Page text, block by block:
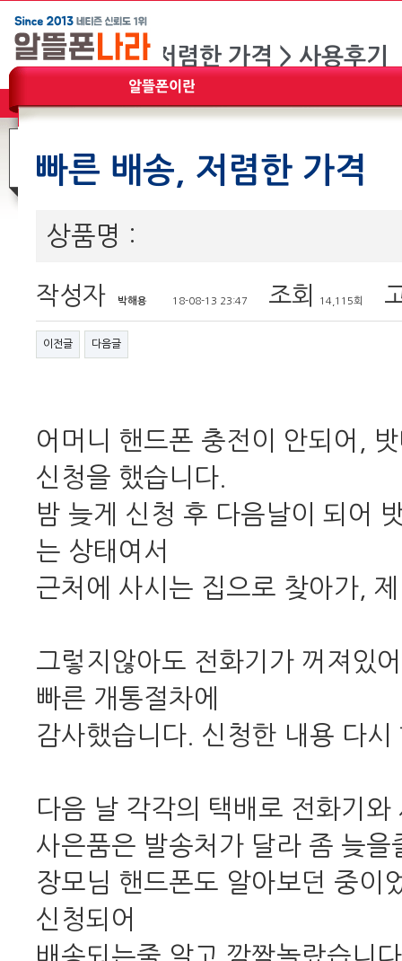
빠른 배송, 저렴한 가격
상품명 :
작성자 박해용 18-08-13 23:47 조회 14,115회
이전글 다음글
어머니 핸드폰 충전이 안되어,
신청을 했습니다.
밤 늦게 신청 후 다음날이 되어
는 상태여서
근처에 사시는 집으로 찾아가,
그렇지않아도 전화기가 꺼져있
빠른 개통절차에
감사했습니다. 신청한 내용 다
다음 날 각각의 택배로 전화기
사은품은 발송처가 달라 좀 늦
장모님 핸드폰도 알아보던 중이
신청되어